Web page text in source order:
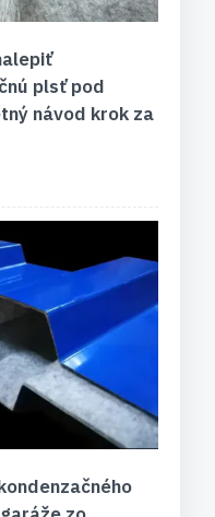
plsť pod
návod krok za